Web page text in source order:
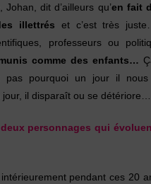
Johan, dit d’ailleurs qu’en fait
illettrés et c’est très
professeurs ou
comme des enfants…
pas pourquoi un jour il nous
jour, il disparaît ou se détériore…
personnages qui
pendant ces 20